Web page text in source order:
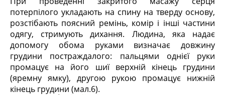
потерпілого укладають на спину на тверду основу,
розстібають поясний ремінь, комір і інші частини
одягу, стримують дихання. Людина, яка надає
допомогу обома руками визначає довжину
грудини постраждалого: пальцями однієї руки
промацує на його шиї верхній кінець грудини
(яремну ямку), другою рукою промацує нижній
кінець грудини (мал.6).